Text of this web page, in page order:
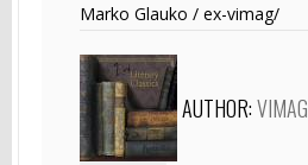
Marko Glauko / ex-vimag/
AUTHOR:VIMAG